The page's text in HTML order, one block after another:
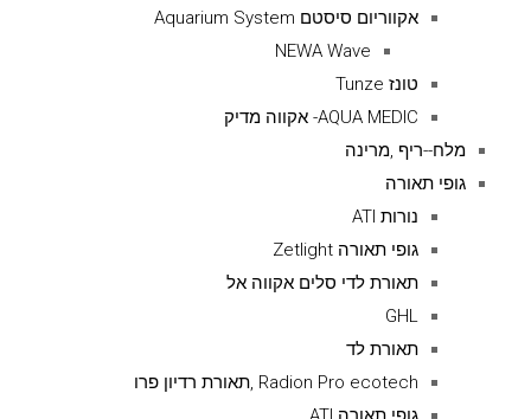
אקווריום סיסטם Aquarium System
NEWA Wave
טונז Tunze
AQUA MEDIC- אקווה מדיק
מלח--ריף ,מרינה
גופי תאורה
נורות ATI
גופי תאורה Zetlight
תאורת לדי סלים אקווה אל
GHL
תאורת לד
Radion Pro ecotech ,תאורת רדיון פרו